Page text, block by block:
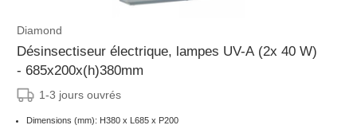
Diamond
Désinsectiseur électrique, lampes UV-A (2x 40 W)
- 685x200x(h)380mm
1-3 jours ouvrés
Dimensions (mm): H380 x L685 x P200